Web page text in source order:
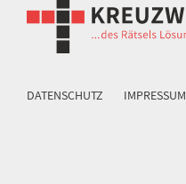
DATENSCHUTZ IMPRESSUM